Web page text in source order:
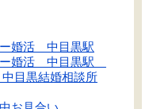
婚活 中目黒駅
婚活 中目黒駅
目黒結婚相談所